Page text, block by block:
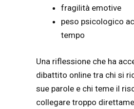
fragilità emotive
peso psicologico
tempo
Una riflessione che ha
dibattito online tra chi si
sue parole e chi teme il
collegare troppo